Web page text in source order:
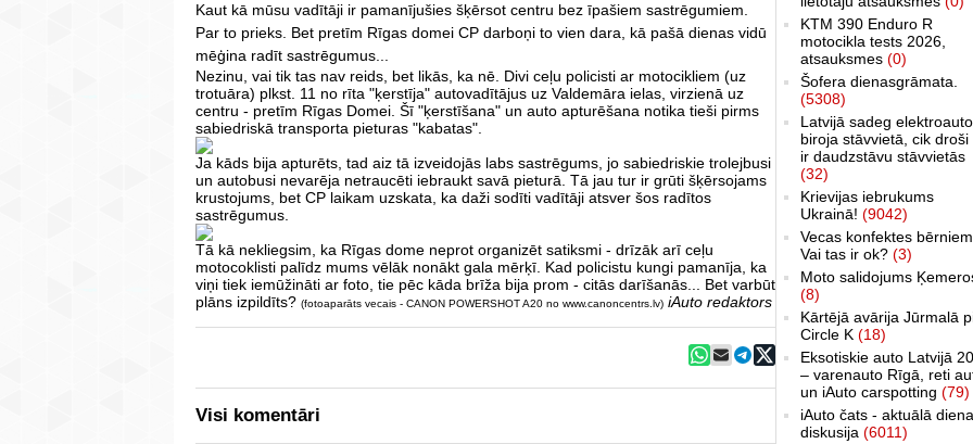
Kaut kā mūsu vadītāji ir pamanījušies šķērsot centru bez īpašiem sastrēgumiem.
Par to prieks. Bet pretīm Rīgas domei CP darboņi to vien dara, kā pašā dienas vidū
mēģina radīt sastrēgumus...
Nezinu, vai tik tas nav reids, bet likās, ka nē. Divi ceļu policisti ar motocikliem (uz
trotuāra) plkst. 11 no rīta "ķerstīja" autovadītājus uz Valdemāra ielas, virzienā uz
centru - pretīm Rīgas Domei. Šī "ķerstīšana" un auto apturēšana notika tieši pirms
sabiedriskā transporta pieturas "kabatas".
Ja kāds bija apturēts, tad aiz tā izveidojās labs sastrēgums, jo sabiedriskie trolejbusi
un autobusi nevarēja netraucēti iebraukt savā pieturā. Tā jau tur ir grūti šķērsojams
krustojums, bet CP laikam uzskata, ka daži sodīti vadītāji atsver šos radītos
sastrēgumus.
Tā kā nekliegsim, ka Rīgas dome neprot organizēt satiksmi - drīzāk arī ceļu
motocoklisti palīdz mums vēlāk nonākt gala mērķī. Kad policistu kungi pamanīja, ka
viņi tiek iemūžināti ar foto, tie pēc kāda brīža bija prom - citās darīšanās... Bet varbūt
plāns izpildīts? (fotoaparāts vecais - CANON POWERSHOT A20 no www.canoncentrs.lv) iAuto redaktors
Visi komentāri
KTM 390 Enduro R
motocikla tests 2026,
atsauksmes (0)
Šofera dienasgrāmata.
(5308)
Latvijā sadeg elektroauto
biroja stāvvietā, cik droši
ir daudzstāvu stāvvietās
(32)
Krievijas iebrukums
Ukrainā! (9042)
Vecas konfektes
Vai tas ir ok? (3)
Moto salidojums
(8)
Kārtējā avārija Jūrmalā
Circle K (18)
Eksotiskie auto Latvijā
– varenauto Rīgā, reti
un iAuto carspotting (79)
iAuto čats - aktuālā
diskusija (6011)